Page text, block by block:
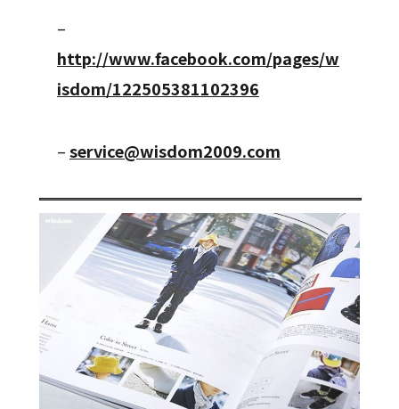
–
http://www.facebook.com/pages/w
isdom/122505381102396
–service@wisdom2009.com